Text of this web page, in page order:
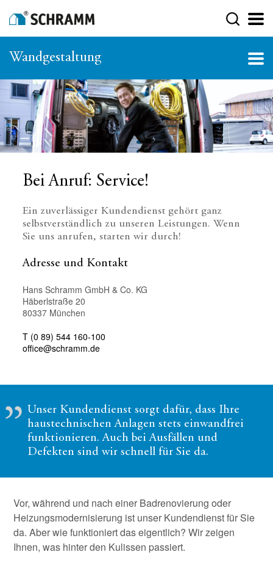
Wandgestaltung
Bei Anruf: Service!
Ein zuverlässiger Kundendienst gehört ganz
selbstverständlich zu unseren Leistungen. Wenn
Sie uns anrufen, starten wir durch!
Adresse und Kontakt
Hans Schramm GmbH & Co. KG
Häberlstraße 20
80337 München
T (0 89) 544 160-100
office@schramm.de
Unser Kundendienst sorgt dafür, dass Ihre
haustechnischen Anlagen stets einwandfrei
funktionieren. Auch bei Ausfällen und
Defekten sind wir schnell für Sie da.
Vor, während und nach einer Badrenovierung oder
Heizungsmodernisierung ist unser Kundendienst für Sie
da. Aber wie funktioniert das eigentlich? Wir zeigen
Ihnen, was hinter den Kulissen passiert.